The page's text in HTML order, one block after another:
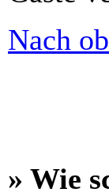
Nach
» Wie